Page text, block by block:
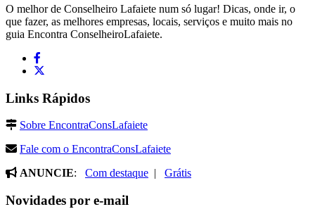
O melhor de Conselheiro Lafaiete num só lugar! Dicas, onde ir, o
que fazer, as melhores empresas, locais, serviços e muito mais no
guia Encontra ConselheiroLafaiete.
Links Rápidos
Sobre EncontraConsLafaiete
Fale com o EncontraConsLafaiete
ANUNCIE: Com destaque | Grátis
Novidades por e-mail